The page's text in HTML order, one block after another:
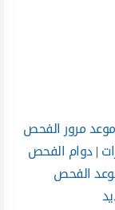
مرور الفحص
|دوام الفحص
الفحص